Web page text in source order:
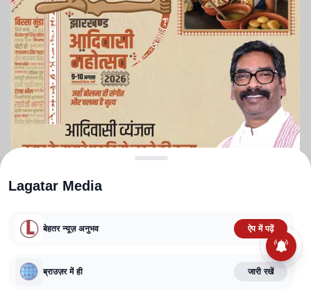
TERMS AND CONDITIONS
CORRECTIONS POLICY
FACT CHECKING POLICY
Lagatar Media Pvt. Ltd.
Lagatar Media
बेहतर न्यूज़ अनुभव ऐप में पढ़ें
ब्राउज़र में ही जारी रखें